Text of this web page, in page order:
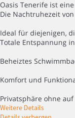
Oasis Tenerife ist
Die Nachtruhezeit
Ideal für diejenigen,
Totale Entspannung
Beheiztes
Komfort und
Privatsphäre ohne
Weitere Details